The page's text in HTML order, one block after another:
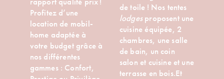
Profitez d’une
location de mobil-
home adaptée à
votre budget grâce à
nos différentes
gammes : Confort,
de toile ! Nos tentes
lodgesproposent une
cuisine équipée, 2
chambres, une salle
de bain, un coin
salon et cuisine et une
terrasse en bois.Et